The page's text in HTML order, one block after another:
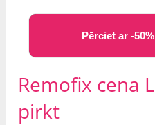
Pērciet ar -
Remofix cena
pirkt